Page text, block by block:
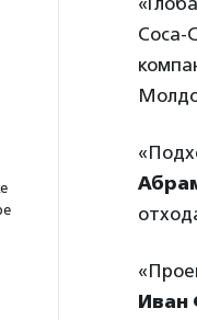
Coca-
Иван